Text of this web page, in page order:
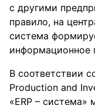
с другими
правило, на
система
информационное
В соответствии
Production and
«ERP – система»